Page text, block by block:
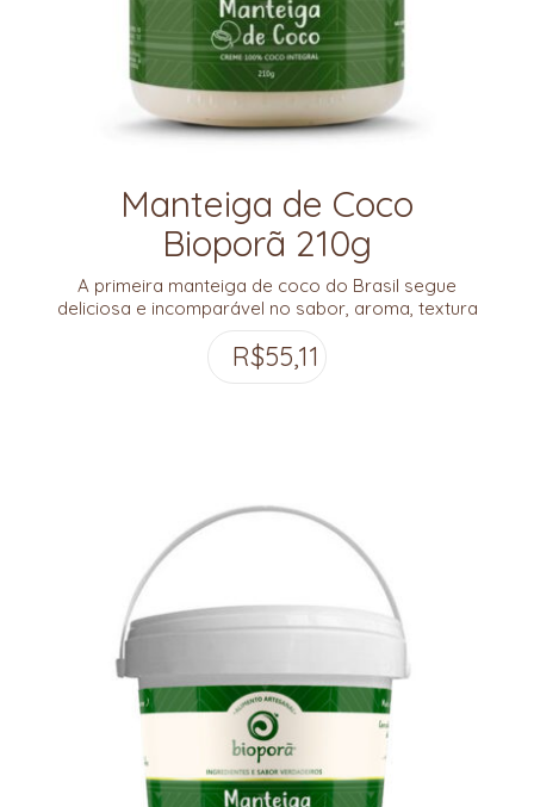
Manteiga de Coco
Bioporã 210g
A primeira manteiga de coco do Brasil segue
deliciosa e incomparável no sabor, aroma, textura
e riqueza nutricional!
R$55,11